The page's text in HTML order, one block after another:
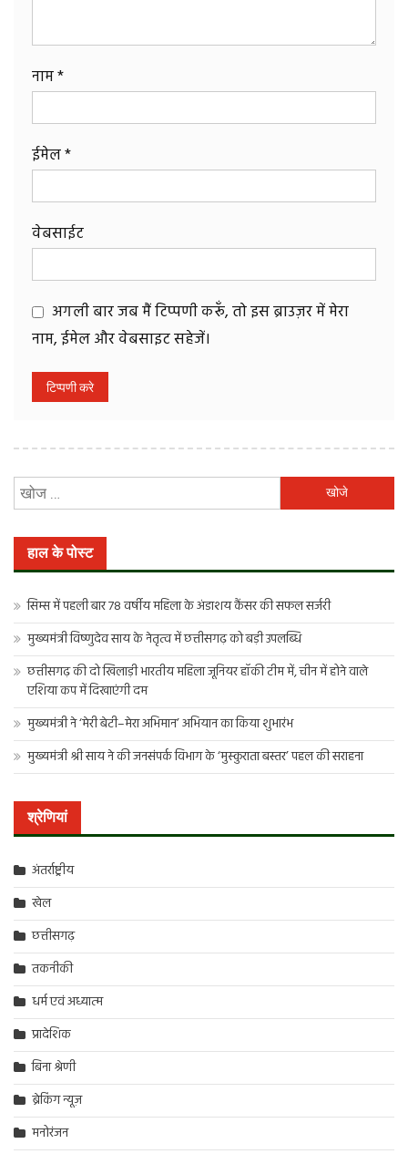
नाम*
ईमेल*
वेबसाईट
अगली बार जब मैं टिप्पणी करूँ, तो इस ब्राउज़र में मेरा
नाम, ईमेल और वेबसाइट सहेजें।
को
हाल के पोस्ट
सिम्स में पहली बार 78 वर्षीय महिला के अंडाशय कैंसर की सफल सर्जरी
मुख्यमंत्री विष्णुदेव साय के नेतृत्व में छत्तीसगढ़ को बड़ी उपलब्धि
छत्तीसगढ़ की दो खिलाड़ी भारतीय महिला जूनियर हॉकी टीम में, चीन में होने वाले
एशिया कप में दिखाएंगी दम
मुख्यमंत्री ने ‘मेरी बेटी–मेरा अभिमान’ अभियान का किया शुभारंभ
मुख्यमंत्री श्री साय ने की जनसंपर्क विभाग के ‘मुस्कुराता बस्तर’ पहल की सराहना
श्रेणियां
अंतर्राष्ट्रीय
खेल
छत्तीसगढ़
तकनीकी
धर्म एवं अध्यात्म
प्रादेशिक
बिना श्रेणी
ब्रेकिंग न्यूज़
मनोरंजन